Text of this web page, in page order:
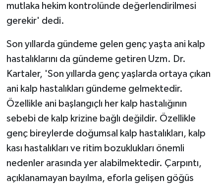
mutlaka hekim kontrolünde değerlendirilmesi
gerekir' dedi.
Son yıllarda gündeme gelen genç yaşta ani kalp
hastalıklarını da gündeme getiren Uzm. Dr.
Kartaler, 'Son yıllarda genç yaşlarda ortaya çıkan
ani kalp hastalıkları gündeme gelmektedir.
Özellikle ani başlangıçlı her kalp hastalığının
sebebi de kalp krizine bağlı değildir. Özellikle
genç bireylerde doğumsal kalp hastalıkları, kalp
kası hastalıkları ve ritim bozuklukları önemli
nedenler arasında yer alabilmektedir. Çarpıntı,
açıklanamayan bayılma, eforla gelişen göğüs